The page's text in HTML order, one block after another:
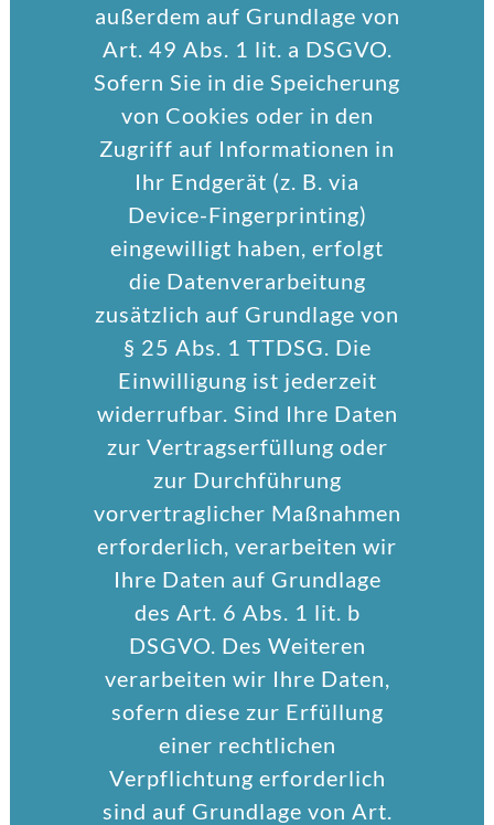
außerdem auf Grundlage von
Art. 49 Abs. 1 lit. a DSGVO.
Sofern Sie in die Speicherung
von Cookies oder in den
Zugriff auf Informationen in
Ihr Endgerät (z. B. via
Device-Fingerprinting)
eingewilligt haben, erfolgt
die Datenverarbeitung
zusätzlich auf Grundlage von
§ 25 Abs. 1 TTDSG. Die
Einwilligung ist jederzeit
widerrufbar. Sind Ihre Daten
zur Vertragserfüllung oder
zur Durchführung
vorvertraglicher Maßnahmen
erforderlich, verarbeiten wir
Ihre Daten auf Grundlage
des Art. 6 Abs. 1 lit. b
DSGVO. Des Weiteren
verarbeiten wir Ihre Daten,
sofern diese zur Erfüllung
einer rechtlichen
Verpflichtung erforderlich
sind auf Grundlage von Art.